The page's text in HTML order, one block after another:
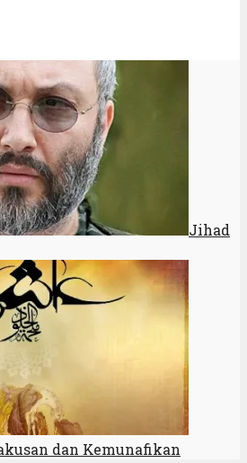
Jihad
dan Kemunafikan